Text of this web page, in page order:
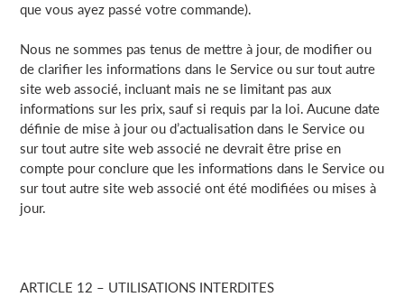
que vous ayez passé votre commande).
Nous ne sommes pas tenus de mettre à jour, de modifier ou
de clarifier les informations dans le Service ou sur tout autre
site web associé, incluant mais ne se limitant pas aux
informations sur les prix, sauf si requis par la loi. Aucune date
définie de mise à jour ou d’actualisation dans le Service ou
sur tout autre site web associé ne devrait être prise en
compte pour conclure que les informations dans le Service ou
sur tout autre site web associé ont été modifiées ou mises à
jour.
ARTICLE 12 – UTILISATIONS INTERDITES